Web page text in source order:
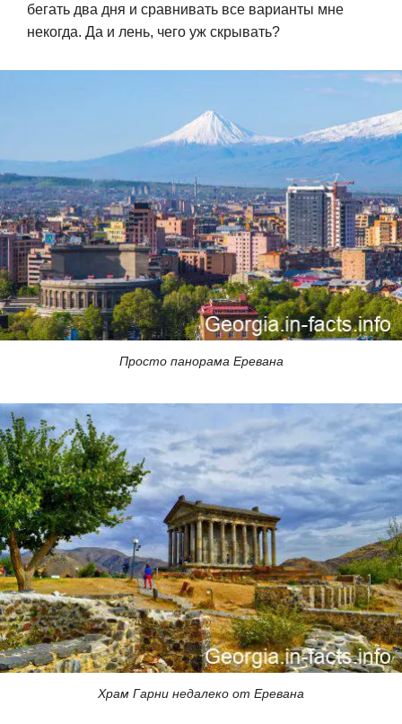
бегать два дня и сравнивать все варианты мне
некогда. Да и лень, чего уж скрывать?
Просто панорама Еревана
Храм Гарни недалеко от Еревана